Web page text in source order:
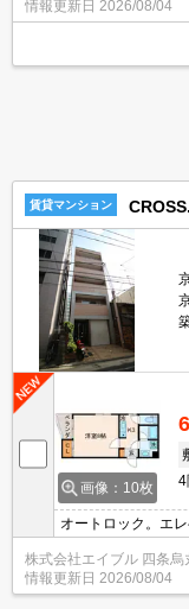
へ195m。
情報更新日 2026/08/04
賃貸マンション
画像：10枚
4
オートロック。エ
ン付き。女性限定
ト無料。
株式会社エイブル 四条烏
情報更新日 2026/08/04